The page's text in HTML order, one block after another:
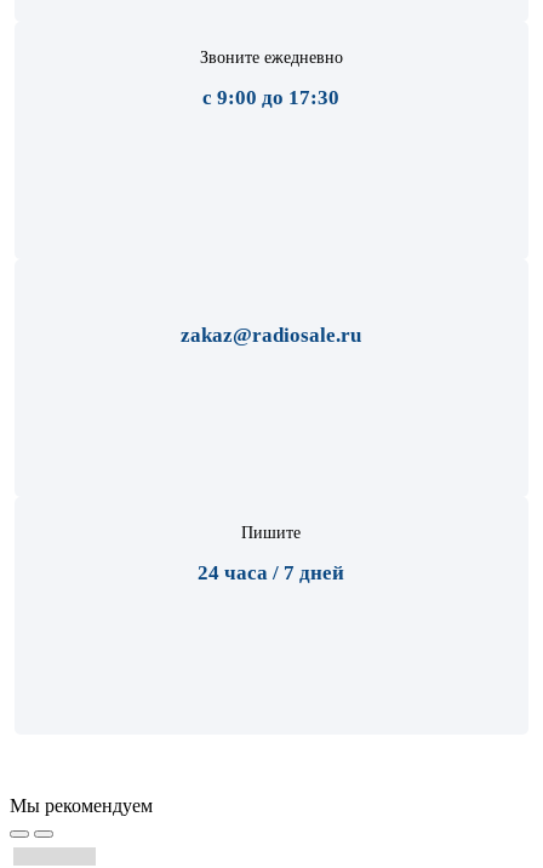
Звоните ежедневно
с 9:00 до 17:30
zakaz@radiosale.ru
Пишите
24 часа / 7 дней
Мы рекомендуем